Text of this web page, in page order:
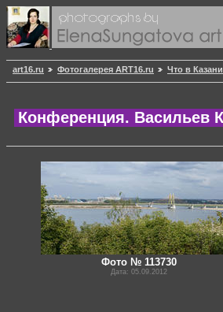
art16.ru Фотогалерея ART16.ru Что в
Конференция. Васильев
Фото № 113730
Дата: 05.09.2012